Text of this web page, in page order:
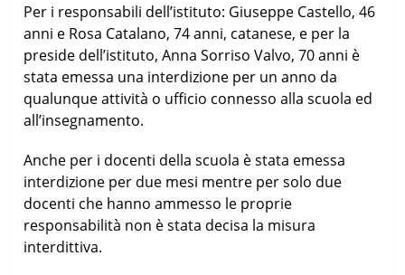
Per i responsabili dell’istituto: Giuseppe Castello, 46
anni e Rosa Catalano, 74 anni, catanese, e per la
preside dell’istituto, Anna Sorriso Valvo, 70 anni è
stata emessa una interdizione per un anno da
qualunque attività o ufficio connesso alla scuola ed
all’insegnamento.
Anche per i docenti della scuola è stata emessa
interdizione per due mesi mentre per solo due
docenti che hanno ammesso le proprie
responsabilità non è stata decisa la misura
interdittiva.